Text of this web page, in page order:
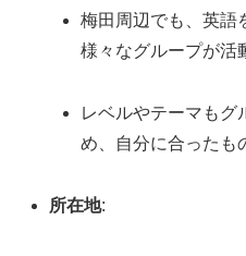
梅田周辺でも、英語
様々なグループが活
レベルやテーマもグ
め、自分に合ったも
所在地: